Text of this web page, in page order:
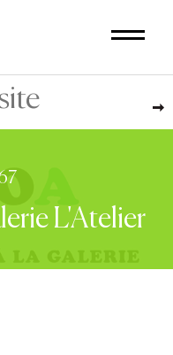
L'Atelier